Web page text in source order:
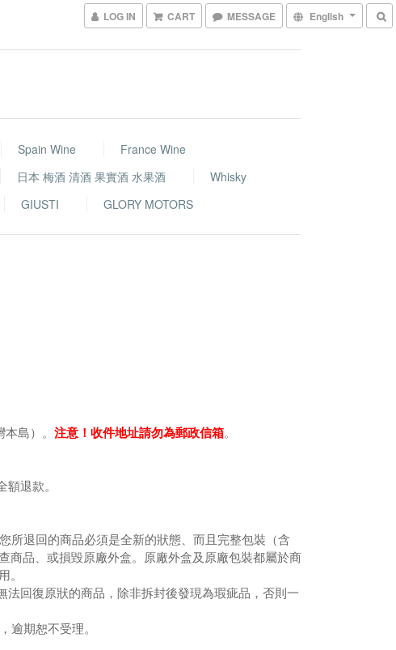
LOG IN CART MESSAGE English
Spain Wine
France Wine
日本 梅酒 清酒 果實酒 水果酒
Whisky
GIUSTI GLORY MOTORS
島）。 注意！收件地址請勿為郵政信箱。
退款。
您所退回的商品必須是全新的狀態、而且完整包裝（含
商品、或損毀原廠外盒。原廠外盒及原廠包裝都屬於商
。
回復原狀的商品，除非拆封後發現為瑕疵品，否則一
逾期恕不受理。